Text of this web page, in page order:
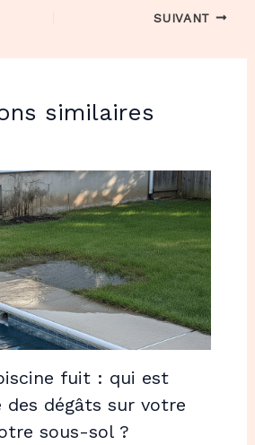
SUIVANT
similaires
fuit : qui est
des dégâts sur votre
sous-sol ?